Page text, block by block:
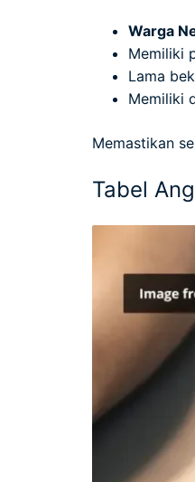
Warga
Memiliki
Lama
Memiliki
Memastikan
Tabel